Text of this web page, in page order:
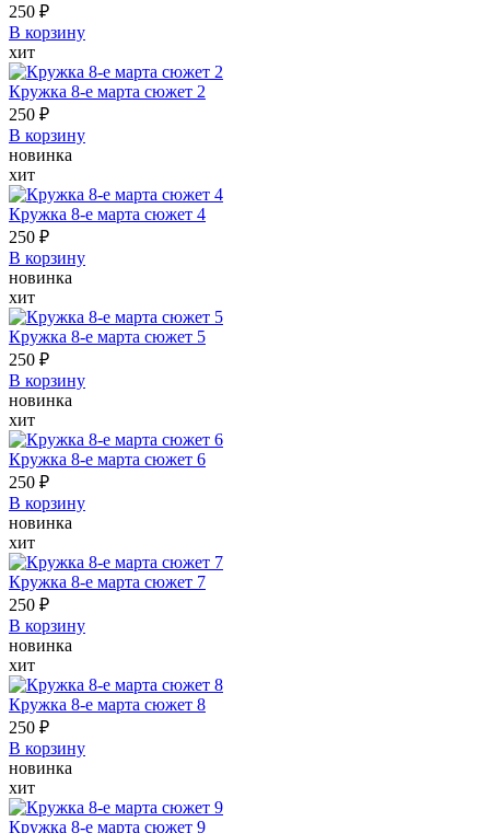
250 ₽
В корзину
хит
Кружка 8-е марта сюжет 2
250 ₽
В корзину
новинка
хит
Кружка 8-е марта сюжет 4
250 ₽
В корзину
новинка
хит
Кружка 8-е марта сюжет 5
250 ₽
В корзину
новинка
хит
Кружка 8-е марта сюжет 6
250 ₽
В корзину
новинка
хит
Кружка 8-е марта сюжет 7
250 ₽
В корзину
новинка
хит
Кружка 8-е марта сюжет 8
250 ₽
В корзину
новинка
хит
Кружка 8-е марта сюжет 9